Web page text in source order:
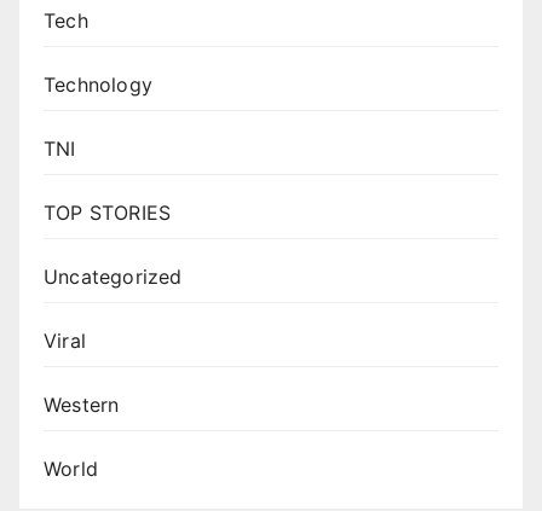
Tech
Technology
TNI
TOP STORIES
Uncategorized
Viral
Western
World